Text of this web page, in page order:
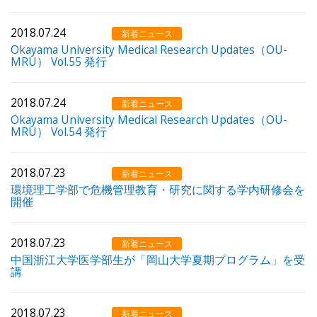
2018.07.24 新着ニュース
Okayama University Medical Research Updates（OU-
MRU） Vol.55 発行
2018.07.24 新着ニュース
Okayama University Medical Research Updates（OU-
MRU） Vol.54 発行
2018.07.23 新着ニュース
環境理工学部で危機管理教育・研究に関する学内研修会を
開催
2018.07.23 新着ニュース
中国浙江大学医学部生が「岡山大学夏期プログラム」を受
講
2018.07.23 新着ニュース